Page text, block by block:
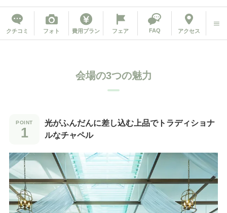
クチコミ フォト 費用プラン フェア FAQ アクセス
会場の3つの魅力
光がふんだんに差し込む上品でトラディショナ
ルなチャペル